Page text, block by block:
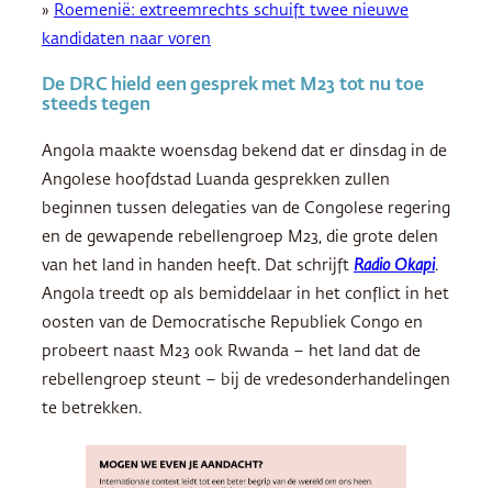
» Roemenië: extreemrechts schuift twee nieuwe
kandidaten naar voren
De DRC hield een gesprek met M23 tot nu toe
steeds tegen
Angola maakte woensdag bekend dat er dinsdag in de
Angolese hoofdstad Luanda gesprekken zullen
beginnen tussen delegaties van de Congolese regering
en de gewapende rebellengroep M23, die grote delen
van het land in handen heeft. Dat schrijft Radio Okapi.
Angola treedt op als bemiddelaar in het conflict in het
oosten van de Democratische Republiek Congo en
probeert naast M23 ook Rwanda – het land dat de
rebellengroep steunt – bij de vredesonderhandelingen
te betrekken.